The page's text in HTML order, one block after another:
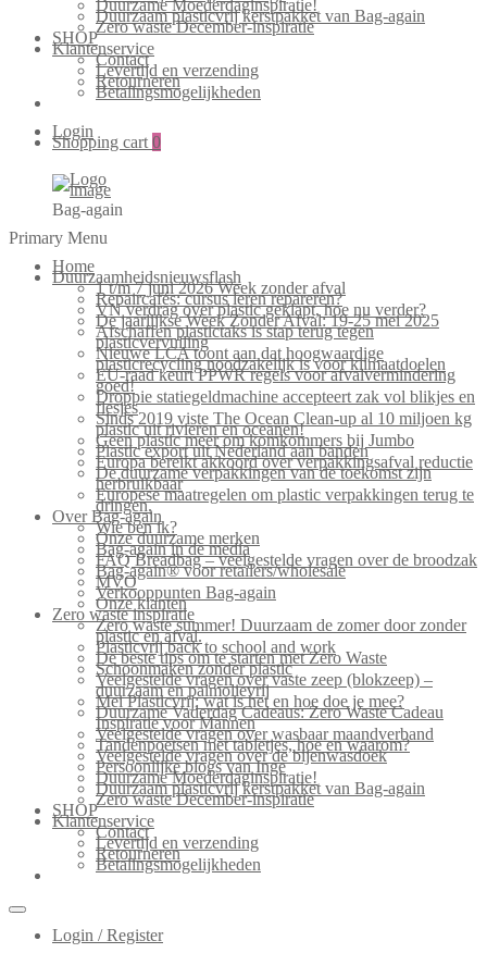
Duurzame Moederdaginspiratie!
Duurzaam plasticvrij kerstpakket van Bag-again
Zero waste December-inspiratie
SHOP
Klantenservice
Contact
Levertijd en verzending
Retourneren
Betalingsmogelijkheden
Login
Shopping cart 0
Bag-again
Primary Menu
Home
Duurzaamheidsnieuwsflash
1 t/m 7 juni 2026 Week zonder afval
Repaircafés: cursus leren repareren?
VN verdrag over plastic geklapt, hoe nu verder?
De jaarlijkse Week Zonder Afval: 19-25 mei 2025
Afschaffen plastictaks is stap terug tegen
plasticvervuiling
Nieuwe LCA toont aan dat hoogwaardige
plasticrecycling noodzakelijk is voor klimaatdoelen
EU-raad keurt PPWR regels voor afvalvermindering
goed!
Droppie statiegeldmachine accepteert zak vol blikjes en
flesjes
Sinds 2019 viste The Ocean Clean-up al 10 miljoen kg
plastic uit rivieren en oceanen!
Geen plastic meer om komkommers bij Jumbo
Plastic export uit Nederland aan banden
Europa bereikt akkoord over verpakkingsafval reductie
De duurzame verpakkingen van de toekomst zijn
herbruikbaar
Europese maatregelen om plastic verpakkingen terug te
dringen.
Over Bag-again
Wie ben ik?
Onze duurzame merken
Bag-again in de media
FAQ Breadbag – veelgestelde vragen over de broodzak
Bag-again® voor retailers/wholesale
MVO
Verkooppunten Bag-again
Onze klanten
Zero waste inspiratie
Zero waste summer! Duurzaam de zomer door zonder
plastic en afval.
Plasticvrij back to school and work
De beste tips om te starten met Zero Waste
Schoonmaken zonder plastic
Veelgestelde vragen over vaste zeep (blokzeep) –
duurzaam en palmolievrij
Mei Plasticvrij: wat is het en hoe doe je mee?
Duurzame Vaderdag Cadeaus: Zero Waste Cadeau
Inspiratie voor Mannen
Veelgestelde vragen over wasbaar maandverband
Tandenpoetsen met tabletjes, hoe en waarom?
Veelgestelde vragen over de bijenwasdoek
Persoonlijke blogs van Inge
Duurzame Moederdaginspiratie!
Duurzaam plasticvrij kerstpakket van Bag-again
Zero waste December-inspiratie
SHOP
Klantenservice
Contact
Levertijd en verzending
Retourneren
Betalingsmogelijkheden
Login / Register